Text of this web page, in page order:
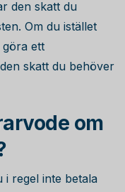
den skatt du
Om du istället
ett
skatt du behöver
om
i regel inte betala